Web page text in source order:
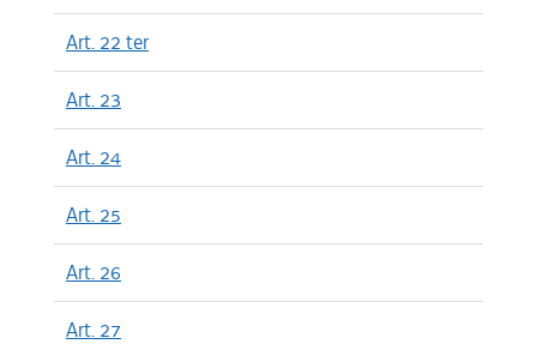
Art. 22 ter
Art. 23
Art. 24
Art. 25
Art. 26
Art. 27